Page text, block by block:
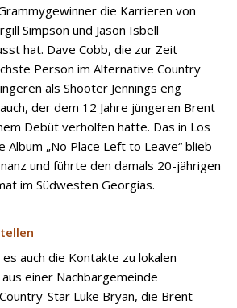
die Karrieren von
Simpson und Jason Isbell
hat. Dave Cobb, die zur Zeit
Person im Alternative Country
als Shooter Jennings eng
der dem 12 Jahre jüngeren Brent
Debüt verholfen hatte. Das in Los
„No Place Left to Leave“ blieb
und führte den damals 20-jährigen
im Südwesten Georgias.
auch die Kontakte zu lokalen
einer Nachbargemeinde
Star Luke Bryan, die Brent